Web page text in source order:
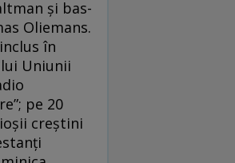
și bas-
Oliemans.
în
Uniunii
pe 20
creștini